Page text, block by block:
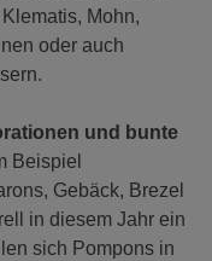
Mohn,
oder auch
und bunte
Beispiel
Gebäck, Brezel
in diesem Jahr ein
sich Pompons in